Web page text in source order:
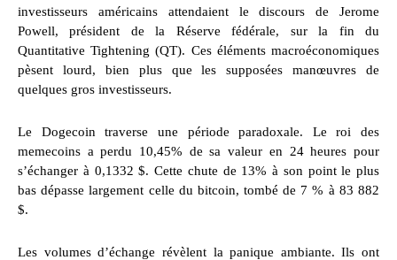
investisseurs américains attendaient le discours de Jerome
Powell, président de la Réserve fédérale, sur la fin du
Quantitative Tightening (QT). Ces éléments macroéconomiques
pèsent lourd, bien plus que les supposées manœuvres de
quelques gros investisseurs.
Le Dogecoin traverse une période paradoxale. Le roi des
memecoins a perdu 10,45% de sa valeur en 24 heures pour
s’échanger à 0,1332 $. Cette chute de 13% à son point le plus
bas dépasse largement celle du bitcoin, tombé de 7 % à 83 882
$.
Les volumes d’échange révèlent la panique ambiante. Ils ont